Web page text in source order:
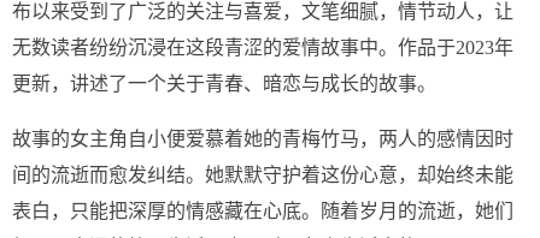
布以来受到了广泛的关注与喜爱，文笔细腻，情节动人，让
无数读者纷纷沉浸在这段青涩的爱情故事中。作品于2023年
更新，讲述了一个关于青春、暗恋与成长的故事。
故事的女主角自小便爱慕着她的青梅竹马，两人的感情因时
间的流逝而愈发纠结。她默默守护着这份心意，却始终未能
表白，只能把深厚的情感藏在心底。随着岁月的流逝，她们